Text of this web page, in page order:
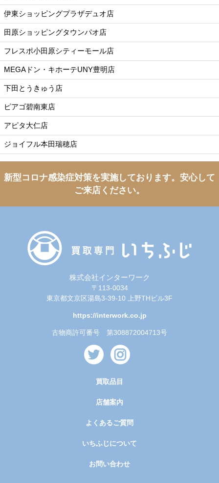
伊東ショッピングプラザデュオ店
田原ショッピングタウンパオ店
フレスポ小田原シティーモール店
MEGAドン・キホーテUNY豊明店
下田とうきゅう店
ピアゴ碧南東店
アピタ大仁店
ジョイフル本田瑞穂店
新型コロナ感染症対策を実施しております。 安心して
ご来店ください。
株式会社インターワーク
〒113-0034
東京都文京区湯島3-39-10 上野THビル3F
https://interwork.co.jp
古物商許可番号 第308872004713号
買取品目
店舗案内
よくあるご質問
いちふじについて
お問い合わせ